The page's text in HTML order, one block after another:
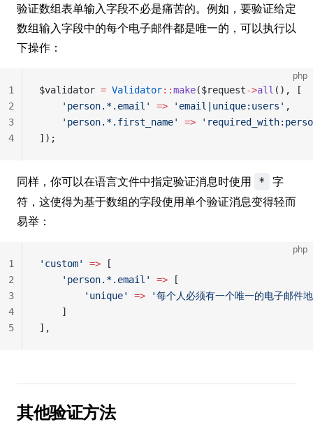
验证数组表单输入字段不必是痛苦的。例如，要验证给定
数组输入字段中的每个电子邮件都是唯一的，可以执行以
下操作：
php
$validator = Validator::make($request->all (), [
    'person.*.email'
=> 'email|unique:users' ,
    'person.*.first_name'
=>
]);
1
2
3
4
同样，你可以在语言文件中指定验证消息时使用 * 字
符，这使得为基于数组的字段使用单个验证消息变得轻而
易举：
php
'custom' => [
    'person.*.email'
=> [
        'unique'
=> '每个人必须有一个唯一的电子邮件
    ]
],
1
2
3
4
5
其他验证方法